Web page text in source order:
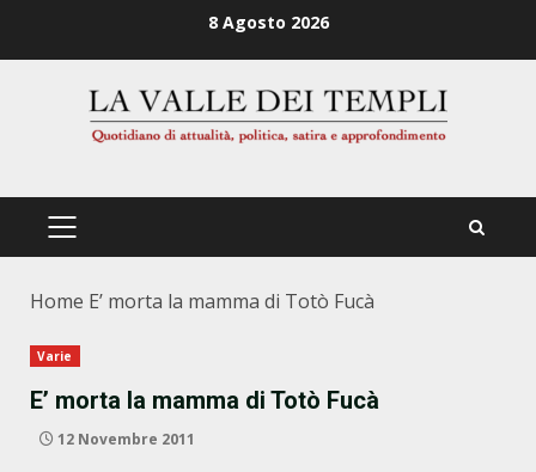
8 Agosto 2026
PRIMÄRES
Home E’ morta la mamma di Totò Fucà
Varie
E’ morta la mamma di Totò Fucà
12 Novembre 2011